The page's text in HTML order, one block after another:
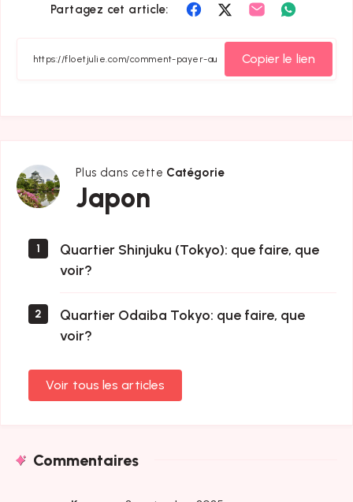
Partagez cet article:
Partager
Facebook
Partager
Twitter
Partager
Email Whatsapp
Copier le lien
Plus dans cette Catégorie
Japon
Japon
1
Quartier Shinjuku (Tokyo): que faire, que
voir?
2
Quartier Odaiba Tokyo: que faire, que
voir?
Voir tous les articles
Commentaires